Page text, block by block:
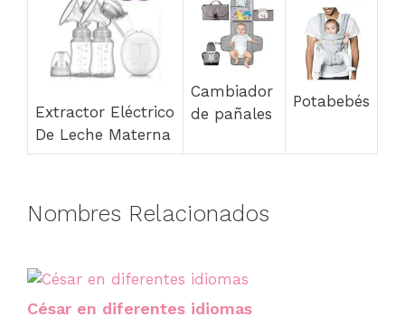
Extractor Eléctrico
De Leche Materna
Cambiador
de pañales
Potabebés
Nombres Relacionados
César en diferentes idiomas